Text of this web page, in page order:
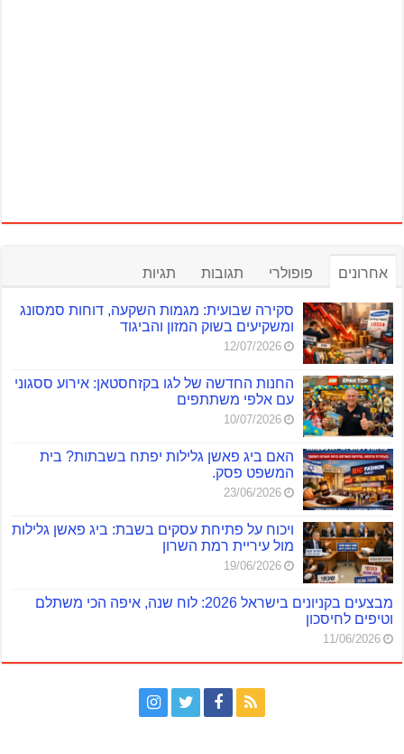
אחרונים פופולרי תגובות תגיות
סקירה שבועית: מגמות השקעה, דוחות סמסונג
ומשקיעים בשוק המזון והביגוד
12/07/2026
החנות החדשה של לגו בקזחסטאן: אירוע ססגוני
עם אלפי משתתפים
10/07/2026
האם ביג פאשן גלילות יפתח בשבתות? בית
המשפט פסק.
23/06/2026
ויכוח על פתיחת עסקים בשבת: ביג פאשן גלילות
מול עיריית רמת השרון
19/06/2026
מבצעים בקניונים בישראל 2026: לוח שנה, איפה הכי משתלם
וטיפים לחיסכון
11/06/2026